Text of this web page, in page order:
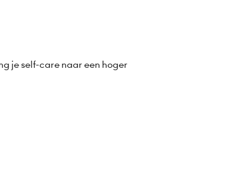
je self-care naar een hoger